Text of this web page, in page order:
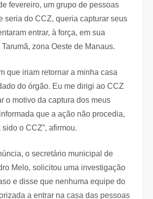
fevereiro, um grupo de pessoas
seria do CCZ, queria capturar seus
entrar, à força, em sua
zona Oeste de Manaus.
que iriam retornar a minha casa
do órgão. Eu me dirigi ao CCZ
o motivo da captura dos meus
que a ação não procedia,
o CCZ”, afirmou.
o secretário municipal de
Melo, solicitou uma investigação
e disse que nenhuma equipe do
a entrar na casa das pessoas